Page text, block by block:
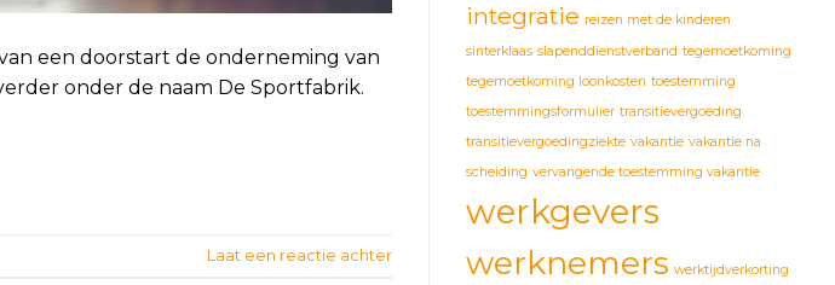
een doorstart de onderneming van
onder de naam De Sportfabrik.
Laat een reactie achter
integratie reizen met de kinderen
sinterklaas slapenddienstverband tegemoetkoming
tegemoetkoming loonkosten toestemming
toestemmingsformulier transitievergoeding
transitievergoedingziekte vakantie vakantie na
scheiding vervangende toestemming vakantie
werkgevers
werknemers werktijdverkorting